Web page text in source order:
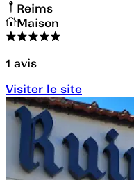
Reims
Maison
1 avis
Visiter le site